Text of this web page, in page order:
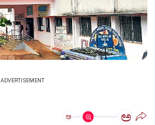
ADVERTISEMENT
ಅ ಅ